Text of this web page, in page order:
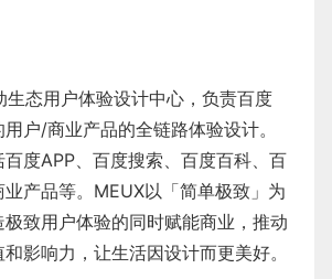
生态用户体验设计中心，负责百度
户/商业产品的全链路体验设计。
度APP、百度搜索、百度百科、百
产品等。MEUX以「简单极致」为
致用户体验的同时赋能商业，推动
影响力，让生活因设计而更美好。